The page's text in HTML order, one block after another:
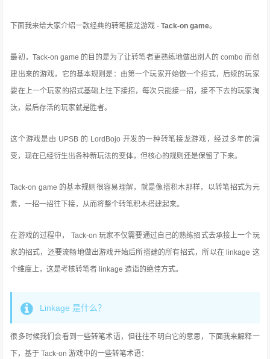
下面我来给大家介绍一款经典的转笔接龙游戏 -Tack-on game。
最初，Tack-on game 的目的是为了让转笔者更熟练地做出别人的 combo 而创
建出来的游戏，它的基本规则是：由第一个玩家开始做一个招式，后续的玩家
要在上一个玩家的招式基础上往下接招，每次只能接一招，接不下去的玩家淘
汰，最后存活的玩家就是胜者。
这个游戏是由 UPSB 的 LordBojo 开发的一种转笔接龙游戏，经过多年的演
变，现在已经衍生出各种新玩法的变体，但核心的规则还是保留了下来。
Tack-on game 的基本规则很容易理解，就是像搭积木那样，以转笔招式为元
素，一招一招往下接，从而将整个转笔积木搭建起来。
在游戏的过程中， Tack-on 玩家不仅需要通过自己的熟练招式去承接上一个玩
家的招式，还要流畅地做出游戏开始后所搭建的所有招式，所以在 linkage 这
个维度上，这是考核转笔者 linkage 造诣的绝佳方式。
Linkage 是什么？
很多时候我们会看到一些转笔术语，但往往不明白它的意思，下面我来解释一
下，基于 Tack-on 游戏中的一些转笔术语：